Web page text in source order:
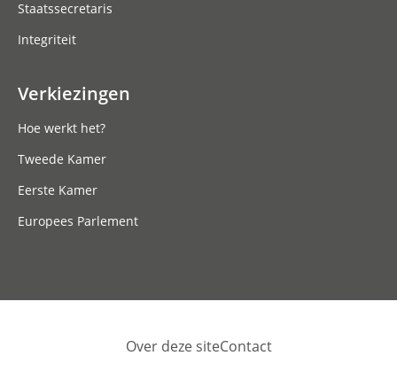
Staatssecretaris
Integriteit
Verkiezingen
Hoe werkt het?
Tweede Kamer
Eerste Kamer
Europees Parlement
Over deze siteContact